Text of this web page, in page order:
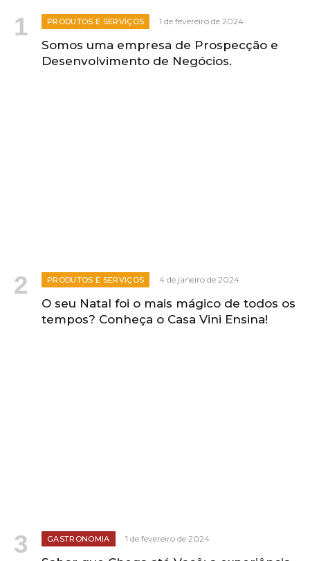
PRODUTOS E SERVIÇOS 1 de fevereiro de 2024
Somos uma empresa de Prospecção e
Desenvolvimento de Negócios.
PRODUTOS E SERVIÇOS 4 de janeiro de 2024
O seu Natal foi o mais mágico de todos os
tempos? Conheça o Casa Vini Ensina!
GASTRONOMIA 1 de fevereiro de 2024